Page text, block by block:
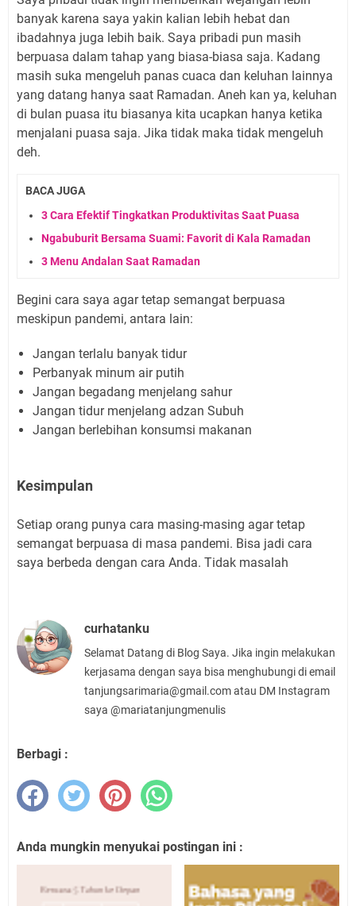
banyak karena saya yakin kalian lebih hebat dan
ibadahnya juga lebih baik. Saya pribadi pun masih
berpuasa dalam tahap yang biasa-biasa saja. Kadang
masih suka mengeluh panas cuaca dan keluhan lainnya
yang datang hanya saat Ramadan. Aneh kan ya, keluhan
di bulan puasa itu biasanya kita ucapkan hanya ketika
menjalani puasa saja. Jika tidak maka tidak mengeluh
deh.
BACA JUGA
3 Cara Efektif Tingkatkan Produktivitas Saat Puasa
Ngabuburit Bersama Suami: Favorit di Kala Ramadan
3 Menu Andalan Saat Ramadan
Begini cara saya agar tetap semangat berpuasa
meskipun pandemi, antara lain:
Jangan terlalu banyak tidur
Perbanyak minum air putih
Jangan begadang menjelang sahur
Jangan tidur menjelang adzan Subuh
Jangan berlebihan konsumsi makanan
Kesimpulan
Setiap orang punya cara masing-masing agar tetap
semangat berpuasa di masa pandemi. Bisa jadi cara
saya berbeda dengan cara Anda. Tidak masalah
curhatanku
Selamat Datang di Blog Saya. Jika ingin melakukan
kerjasama dengan saya bisa menghubungi di email
tanjungsarimaria@gmail.com atau DM Instagram
saya @mariatanjungmenulis
Berbagi :
Anda mungkin menyukai postingan ini :